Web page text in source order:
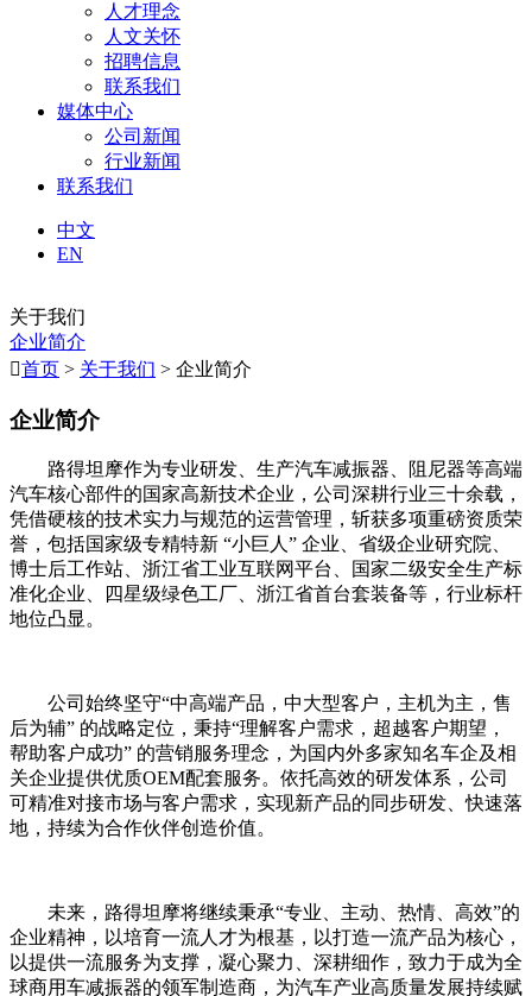
人才理念
人文关怀
招聘信息
联系我们
媒体中心
公司新闻
行业新闻
联系我们
中文
EN
关于我们
企业简介
首页 > 关于我们 > 企业简介
企业简介
路得坦摩作为专业研发、生产汽车减振器、阻尼器等高端
汽车核心部件的国家高新技术企业，公司深耕行业三十余载，
凭借硬核的技术实力与规范的运营管理，斩获多项重磅资质荣
誉，包括国家级专精特新 “小巨人” 企业、省级企业研究院、
博士后工作站、浙江省工业互联网平台、国家二级安全生产标
准化企业、四星级绿色工厂、浙江省首台套装备等，行业标杆
地位凸显。
公司始终坚守“中高端产品，中大型客户，主机为主，售
后为辅” 的战略定位，秉持“理解客户需求，超越客户期望，
帮助客户成功” 的营销服务理念，为国内外多家知名车企及相
关企业提供优质OEM配套服务。依托高效的研发体系，公司
可精准对接市场与客户需求，实现新产品的同步研发、快速落
地，持续为合作伙伴创造价值。
未来，路得坦摩将继续秉承“专业、主动、热情、高效”的
企业精神，以培育一流人才为根基，以打造一流产品为核心，
以提供一流服务为支撑，凝心聚力、深耕细作，致力于成为全
球商用车减振器的领军制造商，为汽车产业高质量发展持续赋